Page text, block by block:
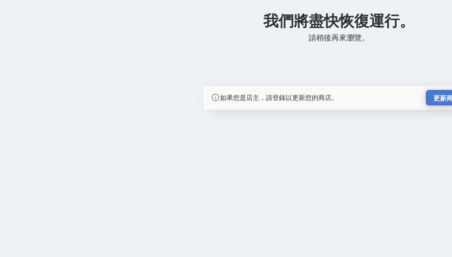
我們將盡快恢復運行。
請稍後再來瀏覽。
如果您是店主，請登錄以更新您的商店。 更新